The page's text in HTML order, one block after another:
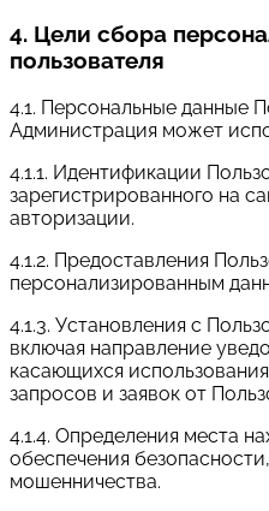
4. Цели сбора
пользователя
4.1. Персональные данные
Администрация может
4.1.1. Идентификации
зарегистрированного на
авторизации.
4.1.2. Предоставления
персонализированным
4.1.3. Установления с
включая направление
касающихся
запросов и заявок от
4.1.4. Определения места
обеспечения
мошенничества.